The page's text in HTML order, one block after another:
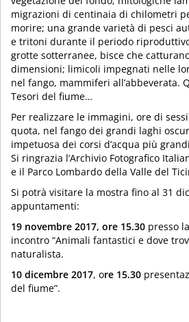
migrazioni di centinaia di chilometri
morire; una grande varietà di pesci
e tritoni durante il periodo
grotte sotterranee, bisce che
dimensioni; limicoli impegnati nelle
nel fango, mammiferi all’abbeverata.
Tesori del fiume…
Per realizzare le immagini, ore di
quota, nel fango dei grandi laghi
impetuosa dei corsi d’acqua più
Si ringrazia l’Archivio Fotografico
e il Parco Lombardo della Valle del
Si potrà visitare la mostra fino al 31
appuntamenti:
19 novembre 2017, ore 15.30 presso
incontro “Animali fantastici e dove
naturalista.
10 dicembre 2017, ore 15.30
del fiume”.